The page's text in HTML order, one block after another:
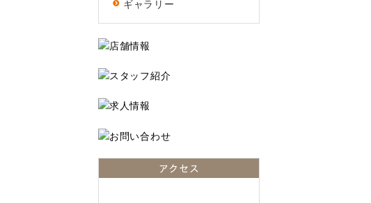
ギャラリー
アクセス